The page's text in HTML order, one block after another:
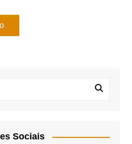
Sociais